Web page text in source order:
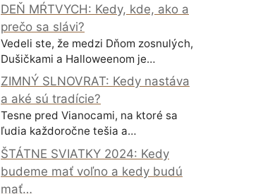
DEŇ MŔTVYCH: Kedy, kde, ako a
prečo sa slávi?
Vedeli ste, že medzi Dňom zosnulých,
Dušičkami a Halloweenom je…
ZIMNÝ SLNOVRAT: Kedy nastáva
a aké sú tradície?
Tesne pred Vianocami, na ktoré sa
ľudia každoročne tešia a…
ŠTÁTNE SVIATKY 2024: Kedy
budeme mať voľno a kedy budú
mať…